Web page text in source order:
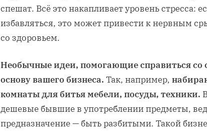
спешат. Всё это накапливает уровень стресса:
избавляться, это может привести к нервным
со здоровьем.
Необычные идеи, помогающие справиться со
основу вашего бизнеса. Так, например,
комнаты для битья мебели, посуды, техники.
дешевые бывшие в употреблении предметы,
предназначение — быть разбитыми. Такой